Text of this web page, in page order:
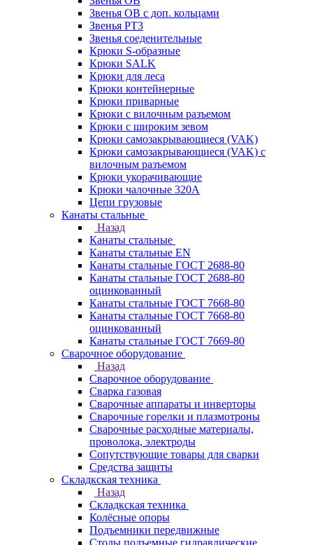
Звенья ОВ с доп. кольцами
Звенья РТ3
Звенья соеденительные
Крюки S-образные
Крюки SALK
Крюки для леса
Крюки контейнерные
Крюки приварные
Крюки с вилочным разъемом
Крюки с широким зевом
Крюки самозакрывающиеся (VAK)
Крюки самозакрывающиеся (VAK) с
вилочным разъемом
Крюки укорачивающие
Крюки чалочные 320А
Цепи грузовые
Канаты стальные
Назад
Канаты стальные
Канаты стальные EN
Канаты стальные ГОСТ 2688-80
Канаты стальные ГОСТ 2688-80
оцинкованный
Канаты стальные ГОСТ 7668-80
Канаты стальные ГОСТ 7668-80
оцинкованный
Канаты стальные ГОСТ 7669-80
Сварочное оборудование
Назад
Сварочное оборудование
Сварка газовая
Сварочные аппараты и инверторы
Сварочные горелки и плазмотроны
Сварочные расходные материалы,
проволока, электроды
Сопутствующие товары для сварки
Средства защиты
Складкская техника
Назад
Складкская техника
Колёсные опоры
Подъемники передвижные
Столы подъемные гидравлические